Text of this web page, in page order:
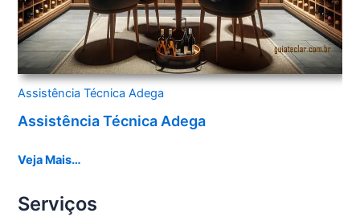
Assistência Técnica Adega
Assistência Técnica Adega
Veja Mais…
Serviços